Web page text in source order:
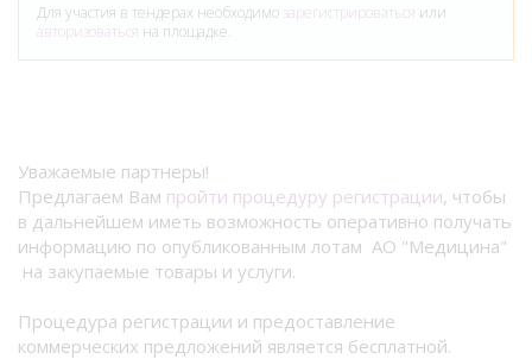
Для участия в тендерах необходимо зарегистрироваться или
авторизоваться на площадке.
Уважаемые партнеры!
Предлагаем Вам пройти процедуру регистрации, чтобы
в дальнейшем иметь возможность оперативно получать
информацию по опубликованным лотам АО "Медицина"
на закупаемые товары и услуги.
Процедура регистрации и предоставление
коммерческих предложений является бесплатной.